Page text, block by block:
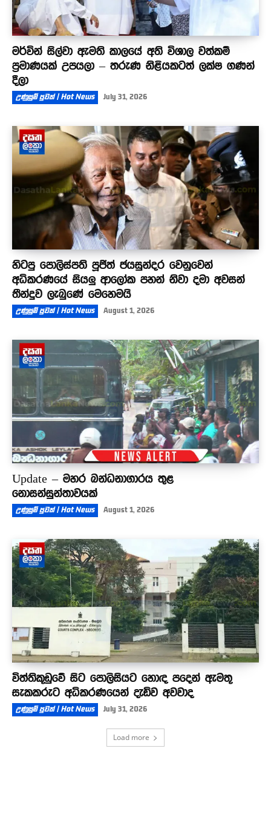
මර්වින් සිල්වා ඇමති කාලයේ අති විශාල වත්කම්
ප්‍රමාණයක් උපයලා – තරුණ නිළියකටත් ලක්ෂ ගණන්
දීලා
උණුසුම් පුවත් | Hot News July 31, 2026
හිටපු පොලිස්පති පූජිත් ජයසුන්දර වෙනුවෙන්
අධිකරණයේ සියලු ආලෝක පහන් නිවා දමා අවසන්
තීන්දුව ලැබුණේ මෙහෙමයි
උණුසුම් පුවත් | Hot News August 1, 2026
Update – මහර බන්ධනාගාරය තුළ
නොසන්සුන්තාවයක්
උණුසුම් පුවත් | Hot News August 1, 2026
විත්තිකූඩුවේ සිට පොලිසියට හොඳ පදෙන් ඇමතූ
සැකකරුට අධිකරණයෙන් දැඩිව අවවාද
උණුසුම් පුවත් | Hot News July 31, 2026
Load more